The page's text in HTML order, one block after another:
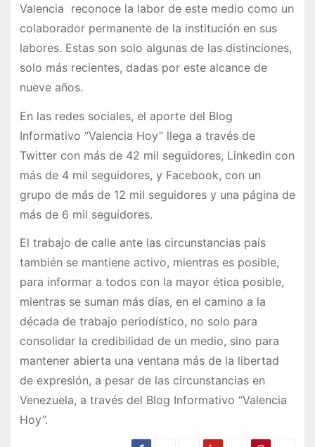
Valencia reconoce la labor de este medio como un
colaborador permanente de la institución en sus
labores. Estas son solo algunas de las distinciones,
solo más recientes, dadas por este alcance de
nueve años.
En las redes sociales, el aporte del Blog
Informativo “Valencia Hoy” llega a través de
Twitter con más de 42 mil seguidores, Linkedin con
más de 4 mil seguidores, y Facebook, con un
grupo de más de 12 mil seguidores y una página de
más de 6 mil seguidores.
El trabajo de calle ante las circunstancias país
también se mantiene activo, mientras es posible,
para informar a todos con la mayor ética posible,
mientras se suman más días, en el camino a la
década de trabajo periodístico, no solo para
consolidar la credibilidad de un medio, sino para
mantener abierta una ventana más de la libertad
de expresión, a pesar de las circunstancias en
Venezuela, a través del Blog Informativo “Valencia
Hoy”.